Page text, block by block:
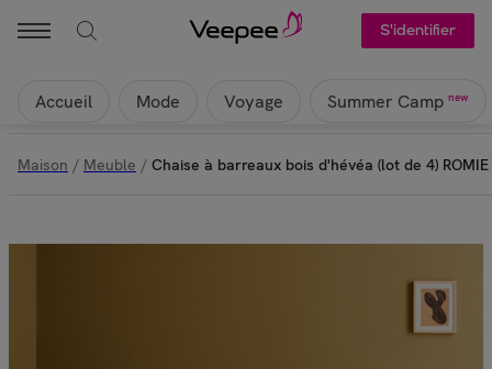
S'identifier
Accueil Mode Voyage Summer Camp new
Maison / Meuble / Chaise à barreaux bois d'hévéa (lot de 4) ROMIE